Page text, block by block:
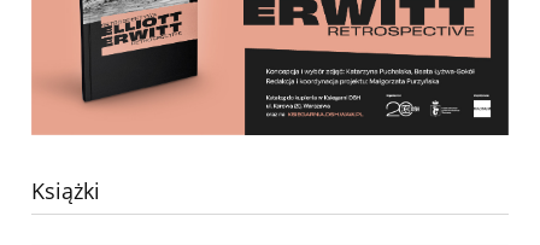
Książki